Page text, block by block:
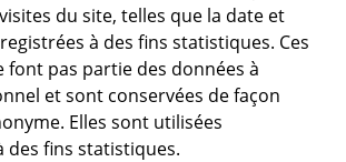
du site, telles que la date et
à des fins statistiques. Ces
pas partie des données à
et sont conservées de façon
Elles sont utilisées
des fins statistiques.